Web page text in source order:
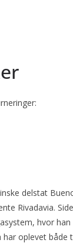
delstat
Rivadavia.
hvor
oplevet